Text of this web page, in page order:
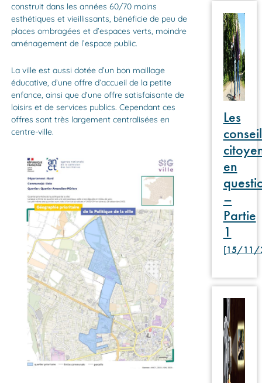
construit dans les années 60/70 moins
esthétiques et vieillissants, bénéficie de peu de
places ombragées et d’espaces verts, moindre
aménagement de l’espace public.
La ville est aussi dotée d’un bon maillage
éducative, d’une offre d’accueil de la petite
enfance, ainsi que d’une offre satisfaisante de
loisirs et de services publics. Cependant ces
offres sont très largement centralisées en
centre-ville.
Les
en
–
Partie
1
[15/11/